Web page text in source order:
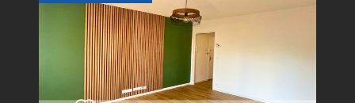
VOIR LE BIEN